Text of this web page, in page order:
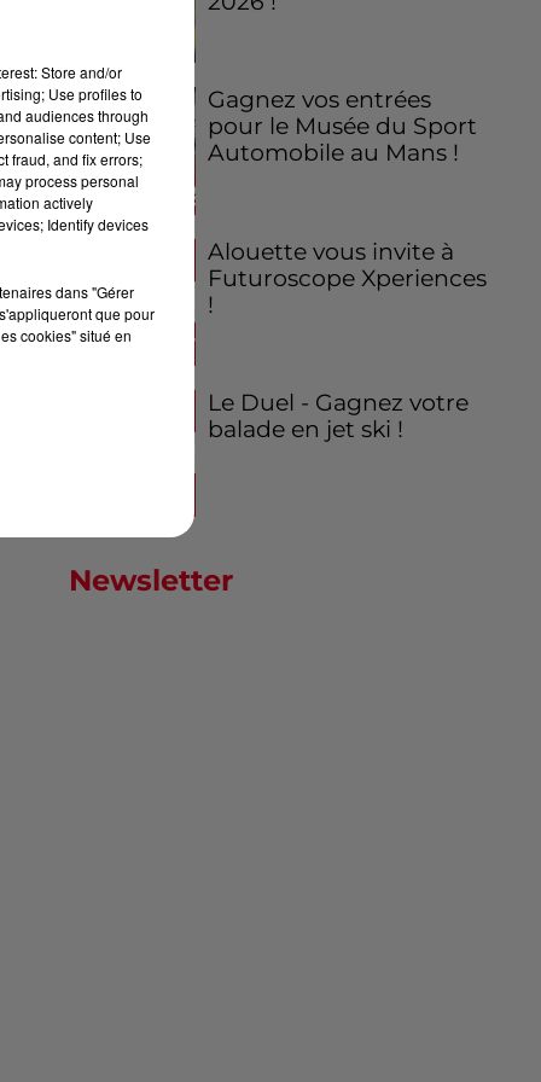
Gagnez vos entrées
pour le Musée du Sport
Automobile au Mans !
Alouette vous invite à
Futuroscope Xperiences
!
Le Duel - Gagnez votre
balade en jet ski !
Newsletter
Store and/or
Use profiles to
audiences through
content; Use
fraud, and fix errors;
process personal
actively
Identify devices
dans "Gérer
que pour
cookies" situé en